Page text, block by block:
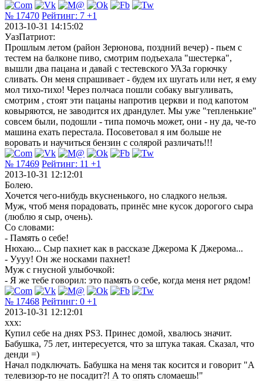
№ 17470 Рейтинг: 7 +1
2013-10-31 14:15:02
УазПатриот:
Прошлым летом (район Зерюнова, поздний вечер) - пьем с
тестем на балконе пиво, смотрим подъехала "шестерка",
вышли два пацана и давай с тестевского УАЗа горючку
сливать. Он меня спрашивает - будем их шугать или нет, я ему
мол тихо-тихо! Через полчаса пошли собаку выгуливать,
смотрим , стоят эти пацаны напротив церкви и под капотом
ковыряются, не заводится их драндулет. Мы уже "тепленькие"
совсем были, подошли - типа помочь может, они - ну да, че-то
машина ехать перестала. Посоветовал я им больше не
воровать и научиться бензин с солярой различать!!!
№ 17469 Рейтинг: 11 +1
2013-10-31 12:12:01
Болею.
Хочется чего-нибудь вкусненького, но сладкого нельзя.
Муж, чтоб меня порадовать, принёс мне кусок дорогого сыра
(люблю я сыр, очень).
Со словами:
- Память о себе!
Нюхаю... Сыр пахнет как в рассказе Джерома К Джерома...
- Уууу! Он же носками пахнет!
Муж с гнусной улыбочкой:
- Я же тебе говорил: это память о себе, когда меня нет рядом!
№ 17468 Рейтинг: 0 +1
2013-10-31 12:12:01
xxx:
Купил себе на днях PS3. Принес домой, хвалюсь значит.
Бабушка, 75 лет, интересуется, что за штука такая. Сказал, что
денди =)
Начал подключать. Бабушка на меня так косится и говорит "А
телевизор-то не посадит?! А то опять сломаешь!"